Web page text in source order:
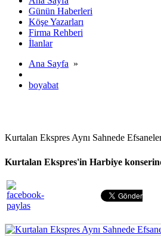
Günün Haberleri
Köşe Yazarları
Firma Rehberi
İlanlar
Ana Sayfa »
boyabat
Kurtalan Ekspres Aynı Sahnede
Kurtalan Ekspres'in Harbiye